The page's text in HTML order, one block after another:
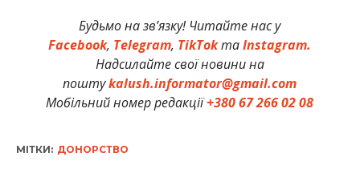
Будьмо на зв’язку! Читайте нас у
Facebook, Telegram, TikTokтаInstagram.
Надсилайте свої новини на
поштуkalush.informator@gmail.com
Мобільний номер редакції+380 67 266 02 08
МІТКИ: ДОНОРСТВО